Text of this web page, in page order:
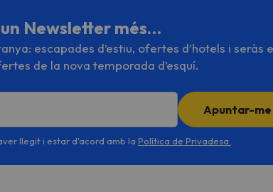
un Newsletter més…
escapades d’estiu, ofertes d’hotels i
de la nova temporada d’esquí.
Apuntar-me
llegit i estar d'acord amb la Política de Privadesa